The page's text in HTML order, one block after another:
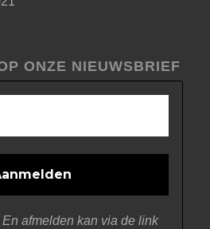
ONZE NIEUWSBRIEF
afmelden kan via de link